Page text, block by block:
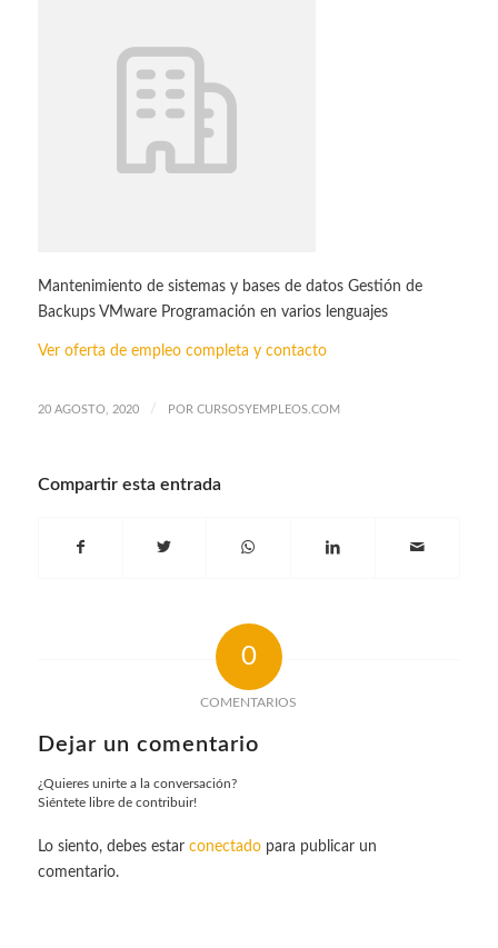
Mantenimiento de sistemas y bases de datos Gestión de
Backups VMware Programación en varios lenguajes
Ver oferta de empleo completa y contacto
20 AGOSTO, 2020 / POR CURSOSYEMPLEOS.COM
Compartir esta entrada
0
COMENTARIOS
Dejar un comentario
¿Quieres unirte a la conversación?
Siéntete libre de contribuir!
Lo siento, debes estar conectadopara publicar un
comentario.